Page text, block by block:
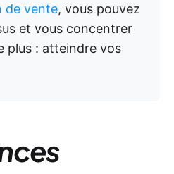
de vente, vous pouvez
et vous concentrer
plus : atteindre vos